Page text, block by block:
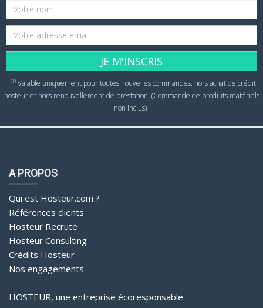
JE M'INSCRIS
(1)Valable uniquement pour toutes nouvelles commandes, hors achat de crédit
hosteur et hors renouvellement de prestation. (Commande de produits matériels
non inclus)
A PROPOS
Qui est Hosteur.com ?
Références clients
Hosteur Recrute
Hosteur Consulting
Crédits Hosteur
Nos engagements
HOSTEUR, une entreprise écoresponsable